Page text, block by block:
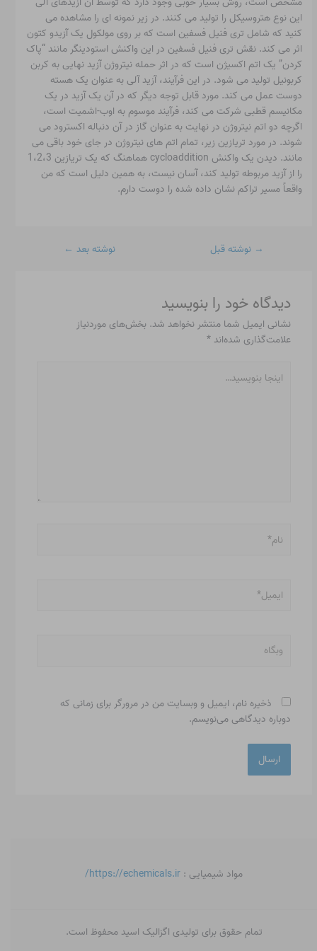
این نوع هتروسیکل را تولید می کنند. در زیر نمونه ای را مشاهده می
کنید که شامل تری فنیل فسفین است که بر روی مولکول یک آزیدو کتون
اثر می کند. نقش تری فنیل فسفین در این واکنش استودینگر مانند “پاک
کردن” یک اتم اکسیژن است که در اثر حمله نیتروژن آزید نهایی به کربن
کربونیل تولید می شود. در این فرآیند، آزید آلی به عنوان یک هسته
دوست عمل می کند. مورد قابل توجه دیگر که در آن یک آزید در یک
مکانیسم قطبی شرکت می کند، فرآیند موسوم به اوب-اشمیت است،
اگرچه دو اتم نیتروژن در نهایت به عنوان گاز در آن دنباله اکسترود می
شوند. در مورد تریازین زیر، تمام اتم های نیتروژن در جای خود باقی می
مانند. دیدن یک واکنش cycloaddition هماهنگ که یک تریازین 1،2،3
را از آزید مربوطه تولید کند، آسان نیست، به همین دلیل است که من
واقعاً مسیر تراکم نشان داده شده را دوست دارم.
→ نوشته قبل نوشته بعد ←
دیدگاه‌ خود را بنویسید
نشانی ایمیل شما منتشر نخواهد شد. بخش‌های موردنیاز
علامت‌گذاری شده‌اند *
بنویسید…
وبگاه
ذخیره نام، ایمیل و وبسایت من در مرورگر برای زمانی که
دوباره دیدگاهی می‌نویسم.
مواد شیمیایی : https://echemicals.ir/
تمام حقوق برای تولیدی اگزالیک اسید محفوظ است.